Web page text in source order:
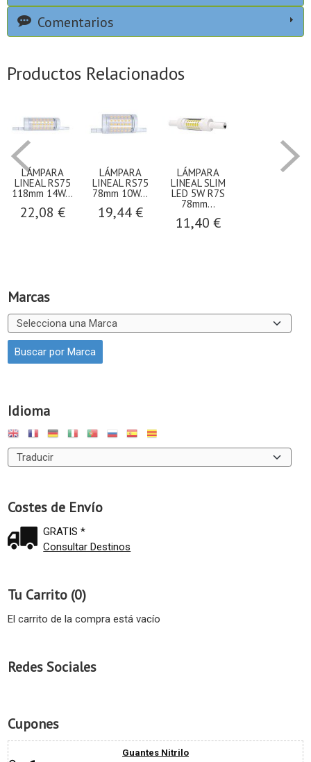
Marcas
Idioma
Costes de Envío
GRATIS *
Consultar Destinos
Tu Carrito (0)
El carrito de la compra está vacío
Redes Sociales
Cupones
Guantes Nitrilo
Comentarios
Productos Relacionados
LÁMPARA
LINEAL RS75
118mm 14W...
22,08 €
LÁMPARA
LINEAL RS75
78mm 10W...
19,44 €
LÁMPARA
LINEAL SLIM
LED 5W R7S
78mm...
11,40 €